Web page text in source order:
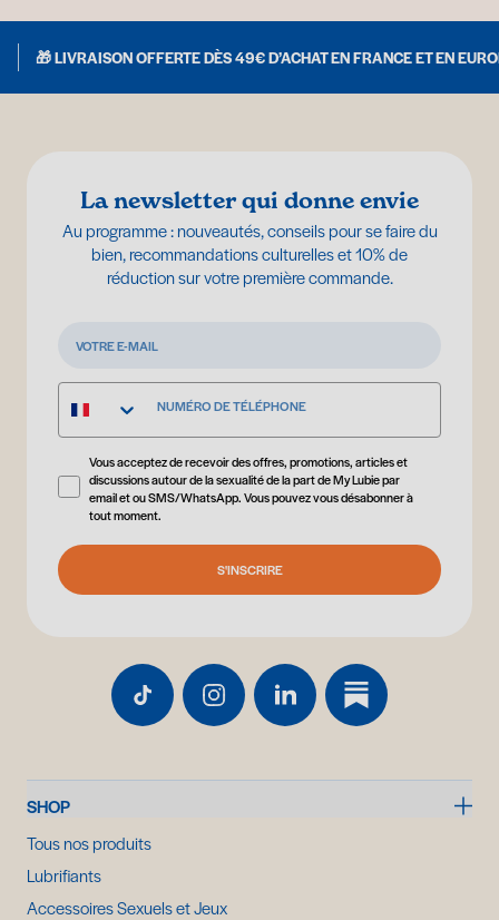
🎁 LIVRAISON OFFERTE DÈS 49€ D’ACHAT EN FRANCE ET EN
La newsletter qui donne envie
Au programme : nouveautés, conseils pour se faire du
bien, recommandations culturelles et 10% de
réduction sur votre première commande.
Vous acceptez de recevoir des offres, promotions, articles et
discussions autour de la sexualité de la part de My Lubie par
email et ou SMS/WhatsApp. Vous pouvez vous désabonner à
tout moment.
S'INSCRIRE
SHOP
Tous nos produits
Lubrifiants
Accessoires Sexuels et Jeux